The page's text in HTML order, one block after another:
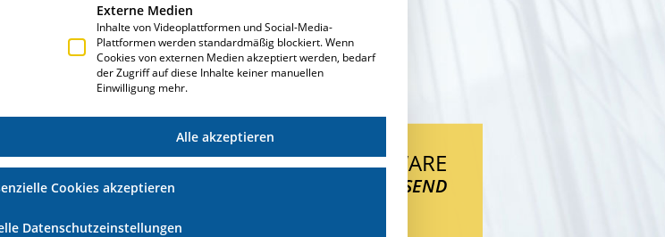
E·R·PLUS SOFTWARE
IST ZUKUNFTSWEISEND
Externe Medien
Inhalte von Videoplattformen und Social-Media-
Plattformen werden standardmäßig blockiert. Wenn
Cookies von externen Medien akzeptiert werden, bedarf
der Zugriff auf diese Inhalte keiner manuellen
Einwilligung mehr.
Alle akzeptieren
Cookies akzeptieren
Datenschutzeinstellungen